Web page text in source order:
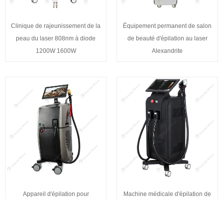
Clinique de rajeunissement de la
peau du laser 808nm à diode
1200W 1600W
Équipement permanent de salon
de beauté d'épilation au laser
Alexandrite
Appareil d'épilation pour
Machine médicale d'épilation de